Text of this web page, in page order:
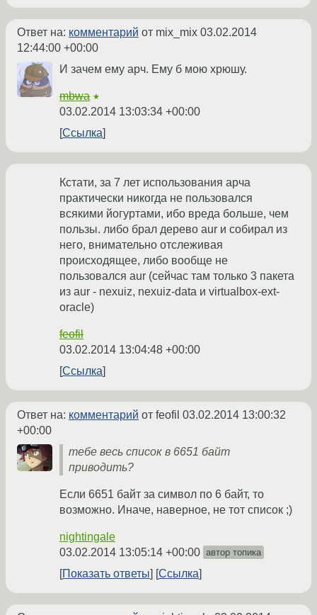
Ответ на: комментарий от mix_mix 03.02.2014
12:44:00 +00:00
И зачем ему арч. Ему б мою хрюшу.
mbwa ★
03.02.2014 13:03:34 +00:00
Ссылка
Кстати, за 7 лет использования арча
практически никогда не пользовался
всякими йогуртами, ибо вреда больше, чем
пользы. либо брал дерево aur и собирал из
него, внимательно отслеживая
происходящее, либо вообще не
пользовался aur (сейчас там только 3 пакета
из aur - nexuiz, nexuiz-data и virtualbox-ext-
oracle)
feofil
03.02.2014 13:04:48 +00:00
Ссылка
Ответ на: комментарий от feofil 03.02.2014 13:00:32
+00:00
тебе весь список в 6651 байт
приводить?
Если 6651 байт за символ по 6 байт, то
возможно. Иначе, наверное, не тот список ;)
nightingale
03.02.2014 13:05:14 +00:00 автор топика
Показать ответы Ссылка